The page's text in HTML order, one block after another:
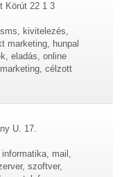
Körút 22 1 3
kivitelezés,
marketing, hunpal
eladás, online
célzott
U. 17.
mail,
szoftver,